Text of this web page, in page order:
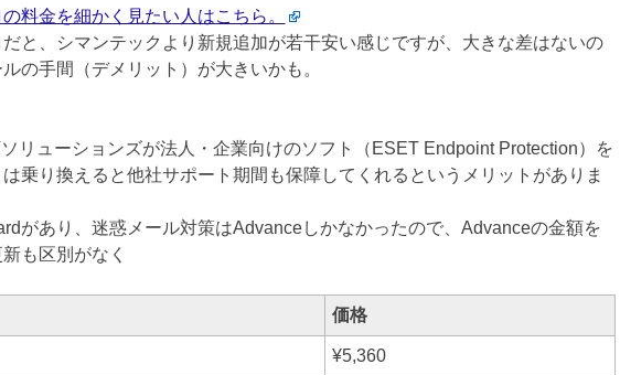
料金を細かく見たい人はこちら。
だと、シマンテックより新規追加が若干安い感じですが、大きな差はないの
の手間（デメリット）が大きいかも。
リューションズが法人・企業向けのソフト（ESET Endpoint Protection）を
乗り換えると他社サポート期間も保障してくれるというメリットがありま
があり、迷惑メール対策はAdvanceしかなかったので、Advanceの金額を
も区別がなく
価格
¥5,360